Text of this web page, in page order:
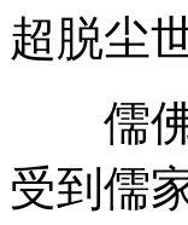
超脱尘
儒佛
受到儒